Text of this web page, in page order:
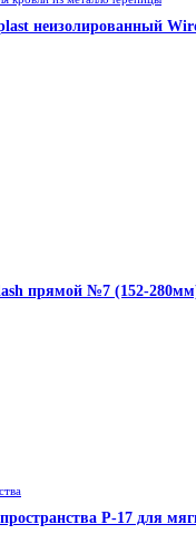
неизолированный
прямой №7 (152-
P-17 для